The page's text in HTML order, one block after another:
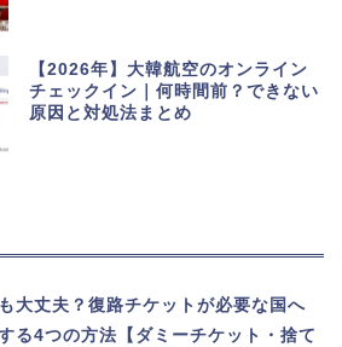
【2026年】大韓航空のオンライン
チェックイン｜何時間前？できない
原因と対処法まとめ
大丈夫？復路チケットが必要な国へ
る4つの方法【ダミーチケット・捨て